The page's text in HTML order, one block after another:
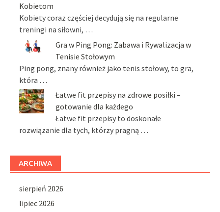
Kobietom
Kobiety coraz częściej decydują się na regularne
treningi na siłowni, …
Gra w Ping Pong: Zabawa i Rywalizacja w
Tenisie Stołowym
Ping pong, znany również jako tenis stołowy, to gra,
która …
Łatwe fit przepisy na zdrowe posiłki –
gotowanie dla każdego
Łatwe fit przepisy to doskonałe
rozwiązanie dla tych, którzy pragną …
ARCHIWA
sierpień 2026
lipiec 2026